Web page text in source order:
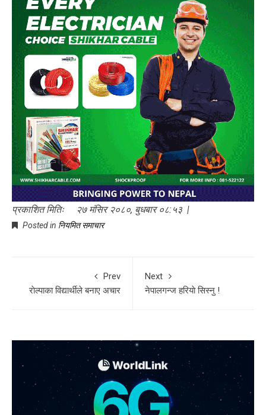
प्रकाशित मितिः २७ मंसिर २०८०, बुधबार ०८:५३ |
Posted in नियमित समाचार
Prev
राेल्पाका विद्यार्थीले बनाए अचार
Next
नेपालगन्ज हरियाे सिस्नु !